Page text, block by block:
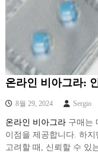
온라인 비아그라:
8월 29, 2024 Sergio
온라인 비아그라구매는
이점을 제공합니다. 하
고려할 때, 신뢰할 수 있